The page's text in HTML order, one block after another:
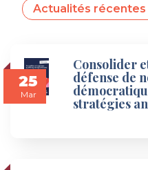
Actualités
25
Mar
Consolider
défense de
stratégies